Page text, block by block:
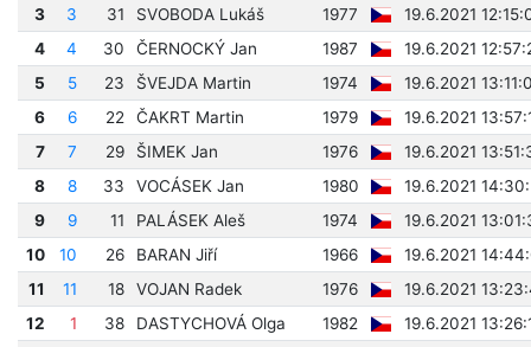
3
3 31 SVOBODA Lukáš 1977
19.6.2021
4
4 30 ČERNOCKÝ Jan 1987
19.6.2021
5
5 23 ŠVEJDA Martin 1974
19.6.2021
6
6 22 ČAKRT Martin 1979
19.6.2021
7
7 29 ŠIMEK Jan 1976
19.6.2021
8
8 33 VOCÁSEK Jan 1980
19.6.2021
9
9 11 PALÁSEK Aleš 1974
19.6.2021
10
10 26 BARAN Jiří 1966
19.6.2021
11
11 18 VOJAN Radek 1976
19.6.2021
12
1 38 DASTYCHOVÁ Olga 1982
19.6.2021